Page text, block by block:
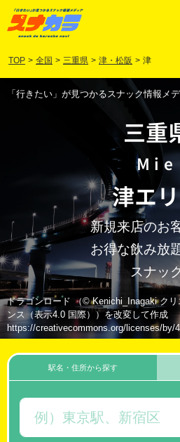
TOP > 全国 > 三重県 > 津・松阪 > 津
「行きたい」が見つかるスナック情報メ
三重
Mie
津エ
新規来店のお
お得な飲み放
スナッ
ドラゴンロード （© Kenichi_Inagaki ク
ンス（表示4.0 国際））を改変して作成
https://creativecommons.org/licenses/by/
駅名・住所から探す